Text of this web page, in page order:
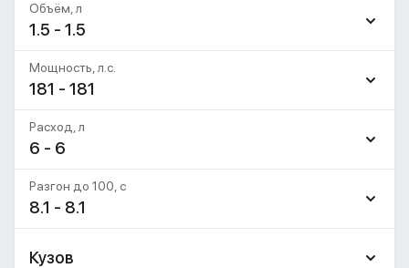
1.5 - 1.5
Объём, л
181 - 181
Мощность, л.с.
6 - 6
Расход, л
8.1 - 8.1
Разгон до 100, c
Кузов